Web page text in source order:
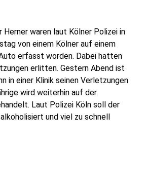
Herner waren laut Kölner Polizei in
von einem Kölner auf einem
erfasst worden. Dabei hatten
erlitten. Gestern Abend ist
in einer Klinik seinen Verletzungen
wird weiterhin auf der
Laut Polizei Köln soll der
und viel zu schnell